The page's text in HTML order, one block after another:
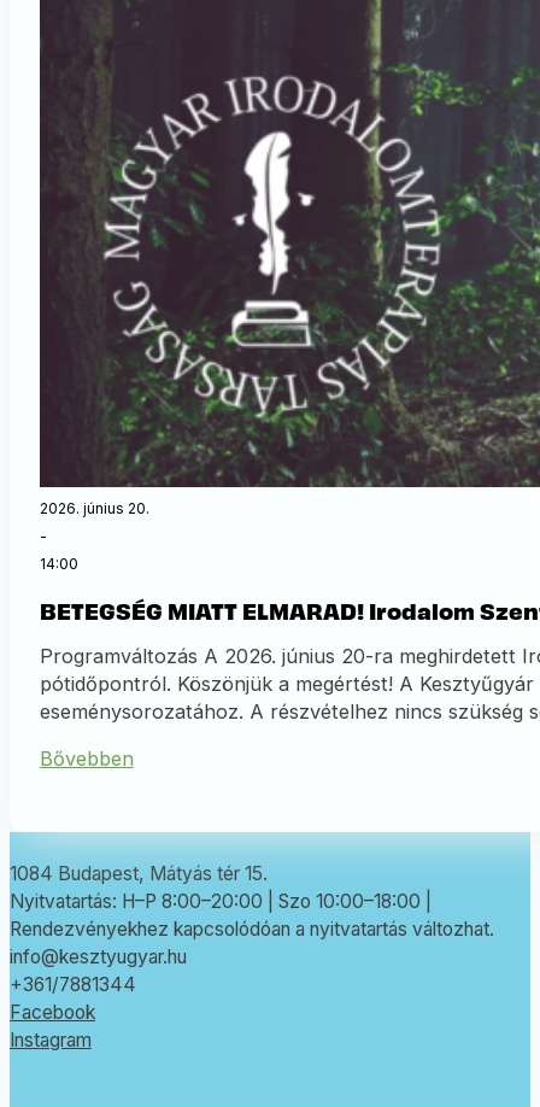
2026. június 20.
-
14:00
BETEGSÉG MIATT ELMARAD! Irodalom
Programváltozás A 2026. június 20-ra meghirdetett
pótidőpontról. Köszönjük a megértést! A
eseménysorozatához. A részvételhez nincs szükség
Bővebben
1084 Budapest, Mátyás tér 15.
Nyitvatartás: H–P 8:00–20:00 | Szo 10:00–18:00 |
Rendezvényekhez kapcsolódóan a nyitvatartás változhat.
info@kesztyugyar.hu
+361/7881344
Facebook
Instagram